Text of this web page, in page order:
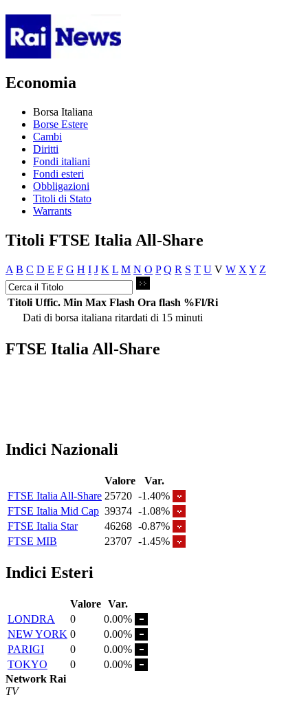
Economia
Borsa Italiana
Borse Estere
Cambi
Diritti
Fondi italiani
Fondi esteri
Obbligazioni
Titoli di Stato
Warrants
Titoli FTSE Italia All-Share
A B C D E F G H I J K L M N O P Q R S T U V W X Y Z
Titoli Uffic. Min Max Flash Ora flash %Fl/Ri
Dati di borsa italiana ritardati di 15 minuti
FTSE Italia All-Share
Indici Nazionali
Valore
Var.
FTSE Italia All-Share 25720 -1.40%
FTSE Italia Mid Cap 39374 -1.08%
FTSE Italia Star
46268 -0.87%
FTSE MIB
23707 -1.45%
Indici Esteri
Valore Var.
LONDRA
0
0.00%
NEW YORK 0
0.00%
PARIGI
0
0.00%
TOKYO
0
0.00%
Network Rai
TV